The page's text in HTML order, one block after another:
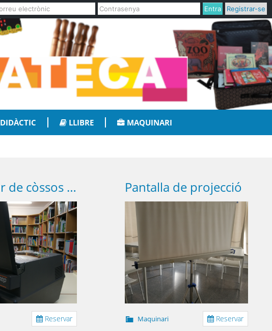
Entra Registrar-se
LLIBRE MAQUINARI
Projector de còssos opacs
Reservar
Pantalla de projecció
Reservar
Maquinari